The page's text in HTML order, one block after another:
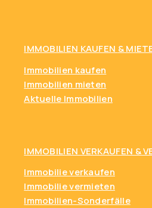
IMMOBILIEN VERKAUFEN &
Immobilie verkaufen
Immobilie vermieten
Immobilien-Sonderfälle
IMMOBILIEN KAUFEN &
Immobilien kaufen
Immobilien mieten
Aktuelle Immobilien